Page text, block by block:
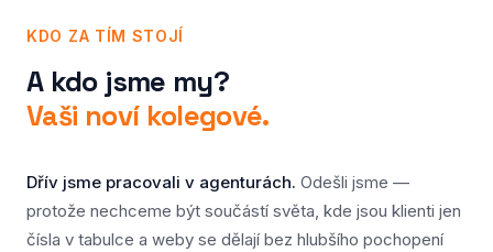
KDO ZA TÍM STOJÍ
A kdo jsme my?
Vaši noví kolegové.
Dřív jsme pracovali v agenturách. Odešli jsme —
protože nechceme být součástí světa, kde jsou klienti jen
čísla v tabulce a weby se dělají bez hlubšího pochopení